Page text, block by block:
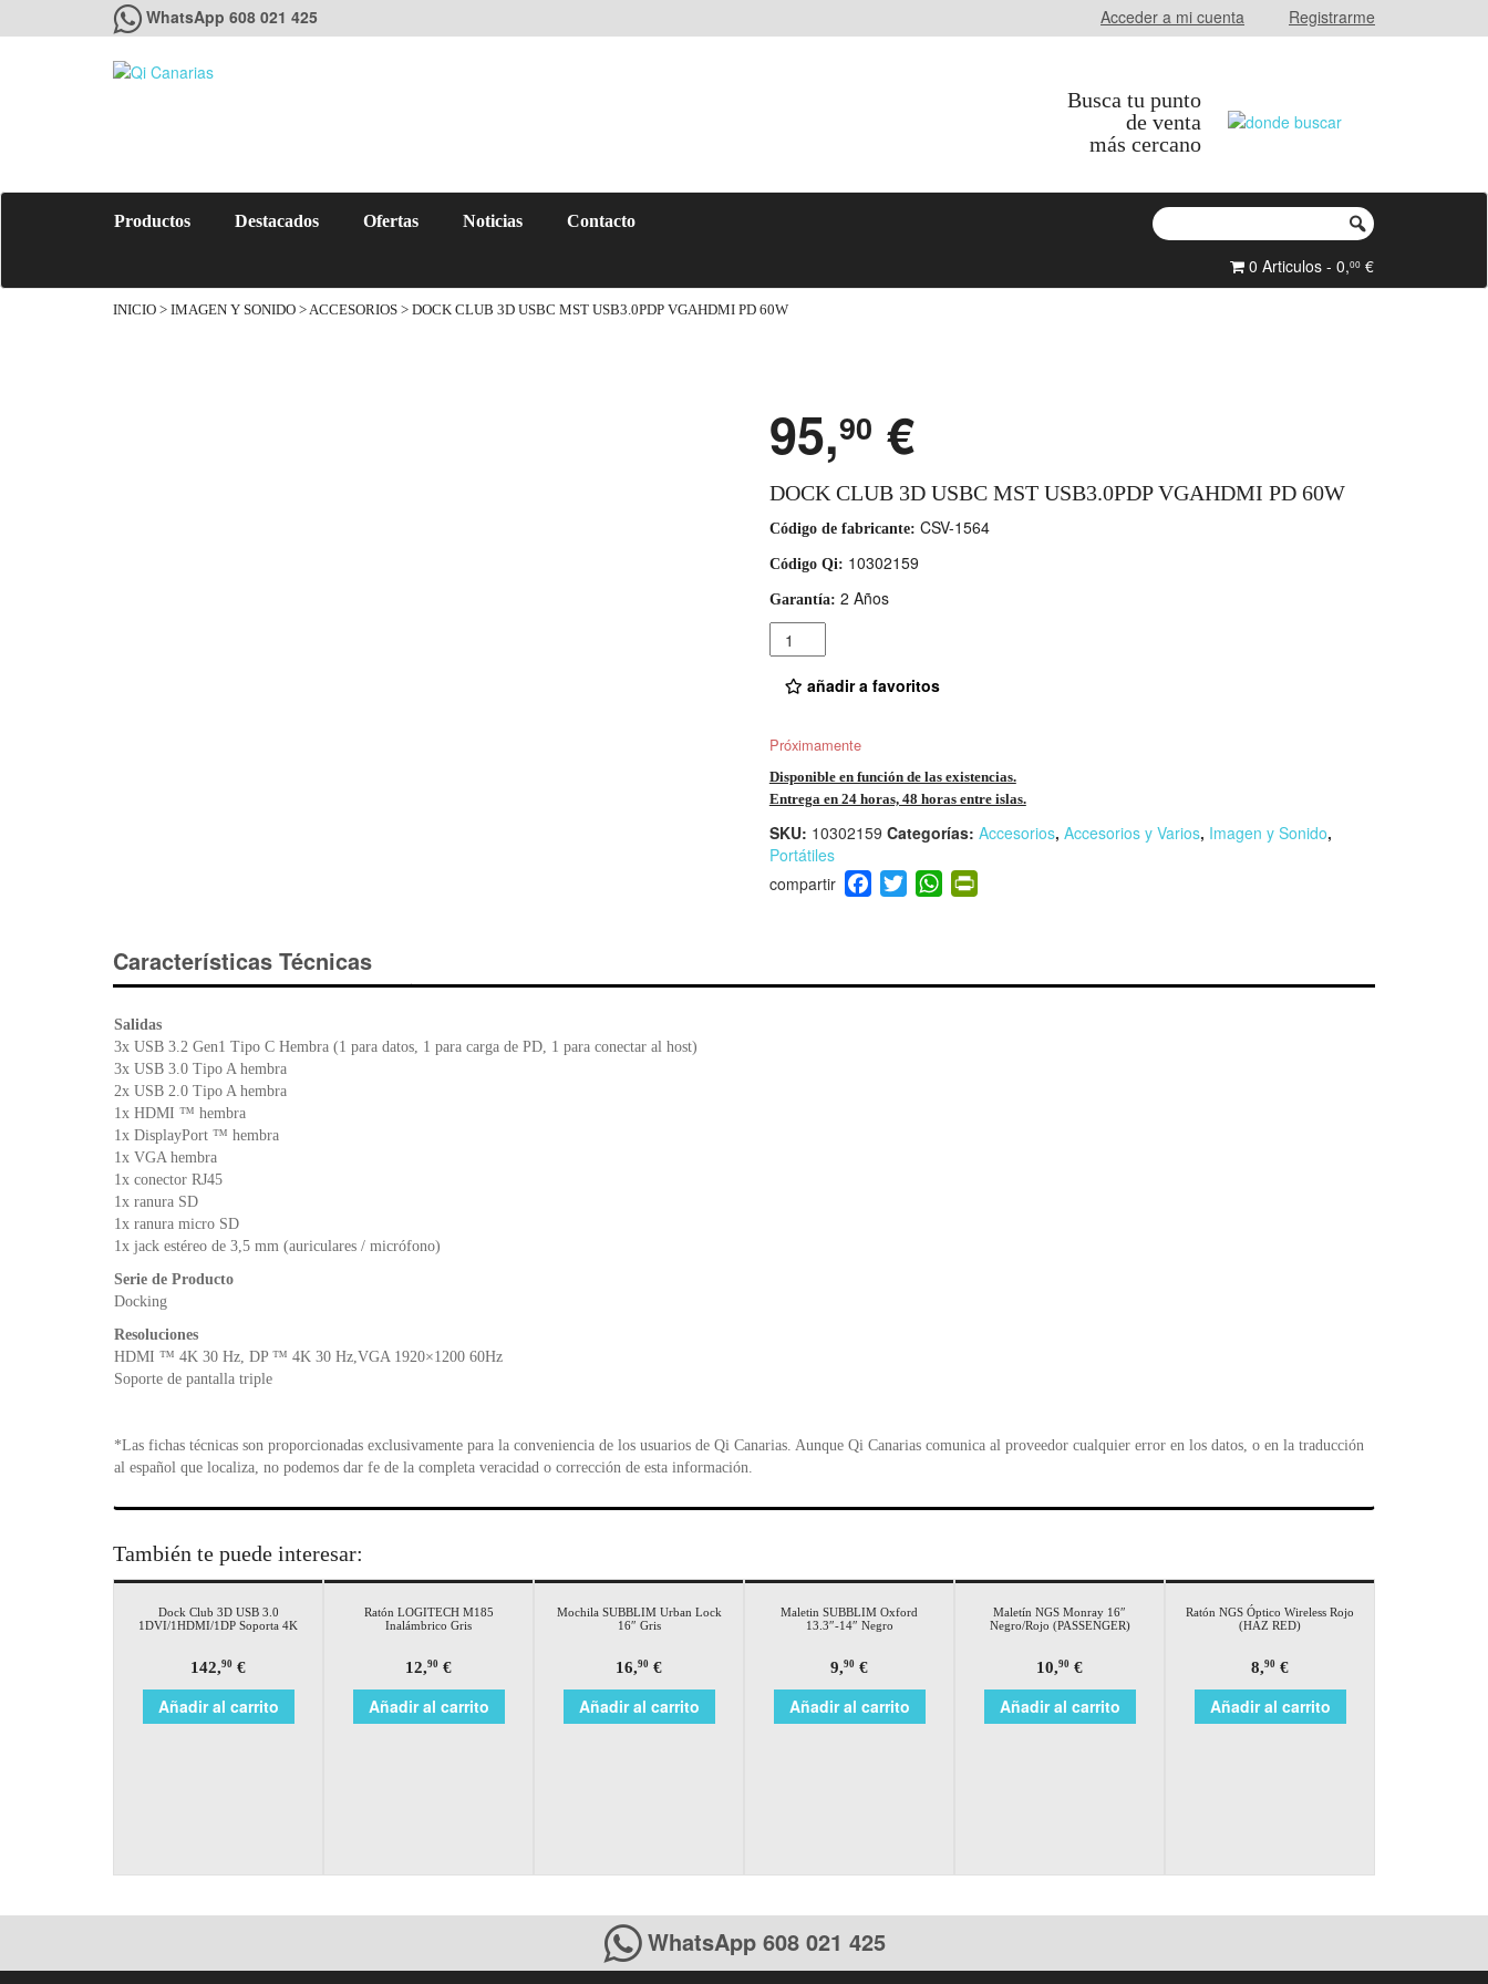
WhatsApp 608 021 425 Acceder a mi cuenta Registrarme
Busca tu punto
de venta
más cercano
Productos Destacados Ofertas Noticias Contacto
0 Articulos - 0,00 €
INICIO > IMAGEN Y SONIDO >ACCESORIOS > DOCK CLUB 3D USBC MST USB3.0PDP VGAHDMI PD 60W
95,90 €
DOCK CLUB 3D USBC MST USB3.0PDP VGAHDMI PD 60W
Código de fabricante: CSV-1564
Código Qi: 10302159
Garantía: 2 Años
Cantidad
añadir a favoritos
Próximamente
Disponible en función de las existencias.
Entrega en 24 horas, 48 horas entre islas.
SKU: 10302159 Categorías: Accesorios, Accesorios y Varios, Imagen y Sonido,
Portátiles
F
a
b
T
wi
W
h
A
Pr
in
e
Características Técnicas
Salidas
3x USB 3.2 Gen1 Tipo C Hembra (1 para datos, 1 para carga de PD, 1 para conectar al host)
3x USB 3.0 Tipo A hembra
2x USB 2.0 Tipo A hembra
1x HDMI ™ hembra
1x DisplayPort ™ hembra
1x VGA hembra
1x conector RJ45
1x ranura SD
1x ranura micro SD
1x jack estéreo de 3,5 mm (auriculares / micrófono)
Serie de Producto
Docking
Resoluciones
HDMI ™ 4K 30 Hz, DP ™ 4K 30 Hz,VGA 1920×1200 60Hz
Soporte de pantalla triple
*Las fichas técnicas son proporcionadas exclusivamente para la conveniencia de los usuarios de Qi Canarias. Aunque Qi Canarias comunica al proveedor cualquier error en los datos, o en la traducción
al español que localiza, no podemos dar fe de la completa veracidad o corrección de esta información.
También te puede interesar:
Dock Club 3D USB 3.0
1DVI/1HDMI/1DP Soporta 4K
142,90 €
Añadir al carrito
Ratón LOGITECH M185
Inalámbrico Gris
12,90 €
Añadir al carrito
Mochila SUBBLIM Urban Lock
16″ Gris
16,90 €
Añadir al carrito
Maletin SUBBLIM Oxford
13.3″-14″ Negro
9,90 €
Añadir al carrito
Maletín NGS Monray 16″
Negro/Rojo (PASSENGER)
10,90 €
Añadir al carrito
Ratón NGS Óptico Wireless Rojo
(HAZ RED)
8,90 €
Añadir al carrito
WhatsApp 608 021 425